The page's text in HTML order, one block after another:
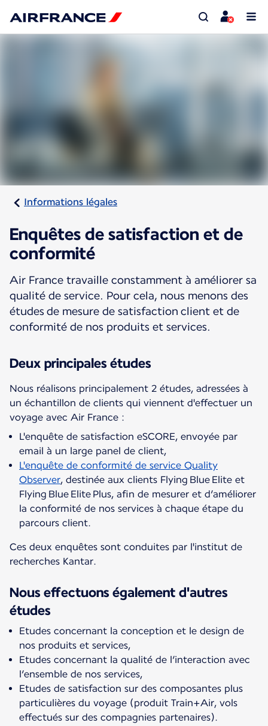
Informations légales
Enquêtes de satisfaction et de
conformité
Air France travaille constamment à améliorer sa
qualité de service. Pour cela, nous menons des
études de mesure de satisfaction client et de
conformité de nos produits et services.
Deux principales études
Nous réalisons principalement 2 études, adressées à
un échantillon de clients qui viennent d'effectuer un
L'enquête de satisfaction eSCORE, envoyée par
email à un large panel de client,
L'enquête de conformité de service Quality
Observer, destinée aux clients Flying Blue Elite et
Flying Blue Elite Plus, afin de mesurer et d’améliorer
la conformité de nos services à chaque étape du
parcours client.
Ces deux enquêtes sont conduites par l'institut de
recherches Kantar.
Nous effectuons également d'autres
études
Etudes concernant la conception et le design de
nos produits et services,
Etudes concernant la qualité de l’interaction avec
l’ensemble de nos services,
Etudes de satisfaction sur des composantes plus
particulières du voyage (produit Train+Air, vols
effectués sur des compagnies partenaires).